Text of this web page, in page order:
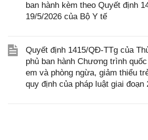
ban hành kèm theo Quyết định
19/5/2026 của Bộ Y tế
Quyết định 1415/QĐ-TTg của
phủ ban hành Chương trình
em và phòng ngừa, giảm thiểu
quy định của pháp luật giai đoạn